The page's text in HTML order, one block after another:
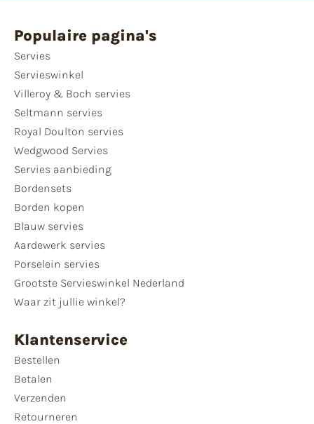
Populaire pagina's
Servies
Servieswinkel
Villeroy & Boch servies
Seltmann servies
Royal Doulton servies
Wedgwood Servies
Servies aanbieding
Bordensets
Borden kopen
Blauw servies
Aardewerk servies
Porselein servies
Grootste Servieswinkel Nederland
Waar zit jullie winkel?
Klantenservice
Bestellen
Betalen
Verzenden
Retourneren